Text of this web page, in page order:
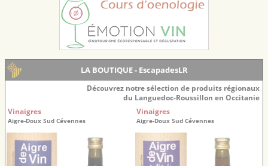
LA BOUTIQUE - EscapadesLR
Découvrez notre sélection de produits régionaux
du Languedoc-Roussillon en Occitanie
Vinaigres
Aigre-Doux Sud Cévennes
Vinaigres
Aigre-Doux Sud Cévennes